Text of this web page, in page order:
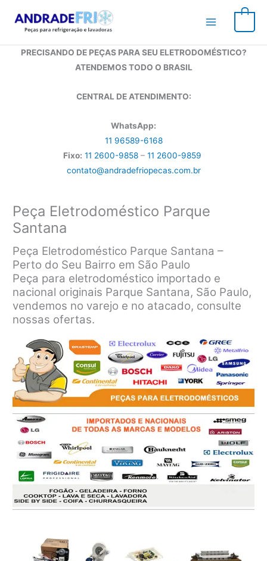
para
conteúdo
PRECISANDO DE PEÇAS PARA SEU ELETRODOMÉSTICO?
ATENDEMOS TODO O BRASIL
CENTRAL DE ATENDIMENTO:
WhatsApp:
11 96589-6168
Fixo: 11 2600-9858 – 11 2600-9859
contato@andradefriopecas.com.br
Peça Eletrodoméstico Parque
Santana
Peça Eletrodoméstico Parque Santana –
Perto do Seu Bairro em São Paulo
Peça para eletrodoméstico importado e
nacional originais Parque Santana, São Paulo,
vendemos no varejo e no atacado, consulte
nossas ofertas.